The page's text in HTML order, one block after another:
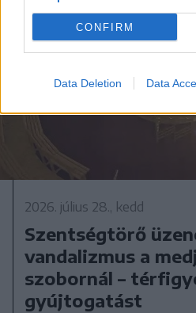
CONFIRM
Data Deletion Data
2026. július 28., kedd
Szentségtörő
vandalizmus a
szobornál –
gyújtogatást